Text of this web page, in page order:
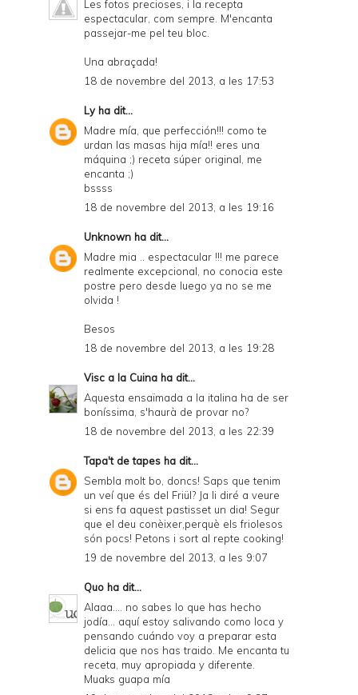
a
F
Les fotos precioses, i la recepta
espectacular, com sempre. M'encanta
passejar-me pel teu bloc.
Una abraçada!
18 de novembre del 2013, a les 17:53
Lyha dit...
Madre mía, que perfección!!! como te
urdan las masas hija mía!! eres una
máquina ;) receta súper original, me
encanta ;)
bssss
18 de novembre del 2013, a les 19:16
Unknown ha dit...
Madre mia .. espectacular !!! me parece
realmente excepcional, no conocia este
postre pero desde luego ya no se me
olvida !
Besos
18 de novembre del 2013, a les 19:28
Visc a la Cuina ha dit...
Aquesta ensaïmada a la italina ha de ser
boníssima, s'haurà de provar no?
18 de novembre del 2013, a les 22:39
Tapa't de tapes ha dit...
Sembla molt bo, doncs! Saps que tenim
un veí que és del Friül? Ja li diré a veure
si ens fa aquest pastisset un dia! Segur
que el deu conèixer,perquè els friolesos
són pocs! Petons i sort al repte cooking!
19 de novembre del 2013, a les 9:07
Quo ha dit...
Alaaa.... no sabes lo que has hecho
jodía... aquí estoy salivando como loca y
pensando cuándo voy a preparar esta
delicia que nos has traido. Me encanta tu
receta, muy apropiada y diferente.
Muaks guapa mía